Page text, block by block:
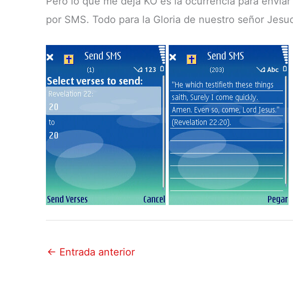
por SMS. Todo para la Gloria de nuestro señor
← Entrada anterior